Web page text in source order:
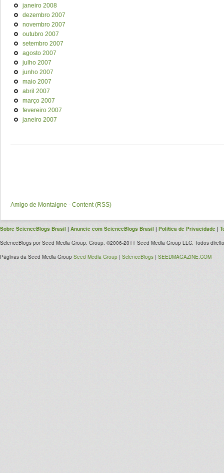
janeiro 2008
dezembro 2007
novembro 2007
outubro 2007
setembro 2007
agosto 2007
julho 2007
junho 2007
maio 2007
abril 2007
março 2007
fevereiro 2007
janeiro 2007
Amigo de Montaigne - Content (RSS)
Sobre ScienceBlogs Brasil | Anuncie com ScienceBlogs Brasil | Política de Privacidade |
ScienceBlogs por Seed Media Group. Group. ©2006-2011 Seed Media Group LLC. Todos
Páginas da Seed Media Group Seed Media Group | ScienceBlogs | SEEDMAGAZINE.COM